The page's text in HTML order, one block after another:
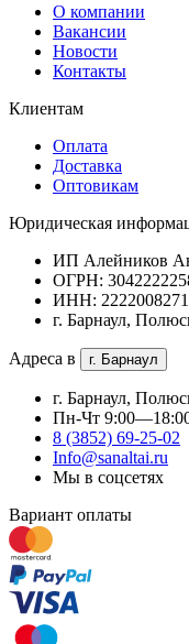
О компании
Вакансии
Новости
Контакты
Клиентам
Оплата
Доставка
Оптовикам
Юридическая
ИП Алейников
ОГРН:
ИНН:
г. Барнаул,
Адреса в г. Барнаул
г. Барнаул,
Пн-Чт
8 (3852) 69-25-02
Info@sanaltai.ru
Мы в соцсетях
Вариант оплаты